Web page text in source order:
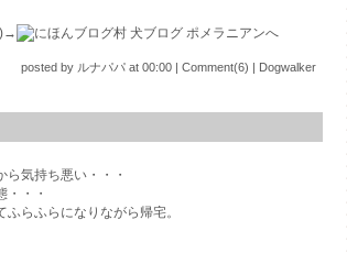
)→
posted by ルナパパ at 00:00 | Comment(6) | Dogwalker
気持ち悪い・・・
・・・
らふらになりながら帰宅。